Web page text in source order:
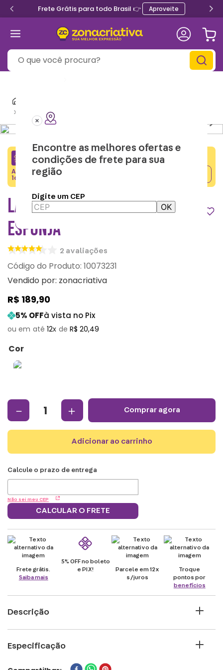
Frete Grátis para todo Brasil 👉 Aproveite
O que você procura?
Encontre as melhores ofertas e
condições de frete para sua
região
Digite um CEP
OK
Lancheira Térmica
CRIATIVA5
Adicione o cupom no carrinho e ganhe desconto na
1a compra.
LANCHEIRA TÉRMICA BOB
ESPONJA
2 avaliações
: 10073231
Vendido por: zonacriativa
R$ 189,90
5% OFFà vista no Pix
12 R$ 20,49
Cor
＋
－ comprar agora
adicionar ao carrinho
Não sei meu CEP
CALCULAR O FRETE
Frete grátis.
Saiba mais
5% OFF no boleto
e PIX!
Parcele em 12x
s/juros
Troque
pontos por
benefícios
Descrição
agitados e você nunca tem tempo para
nada por conta do trabalho no Siri
Especificação
PERSONAGEM